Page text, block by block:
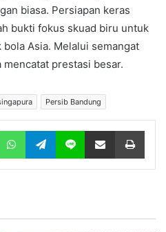
biasa. Persiapan keras
bukti fokus skuad biru untuk
Asia. Melalui semangat
prestasi besar.
Persib Bandung
WhatsApp Telegram Line Share via Email